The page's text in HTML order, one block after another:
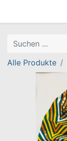
Alle Produkte